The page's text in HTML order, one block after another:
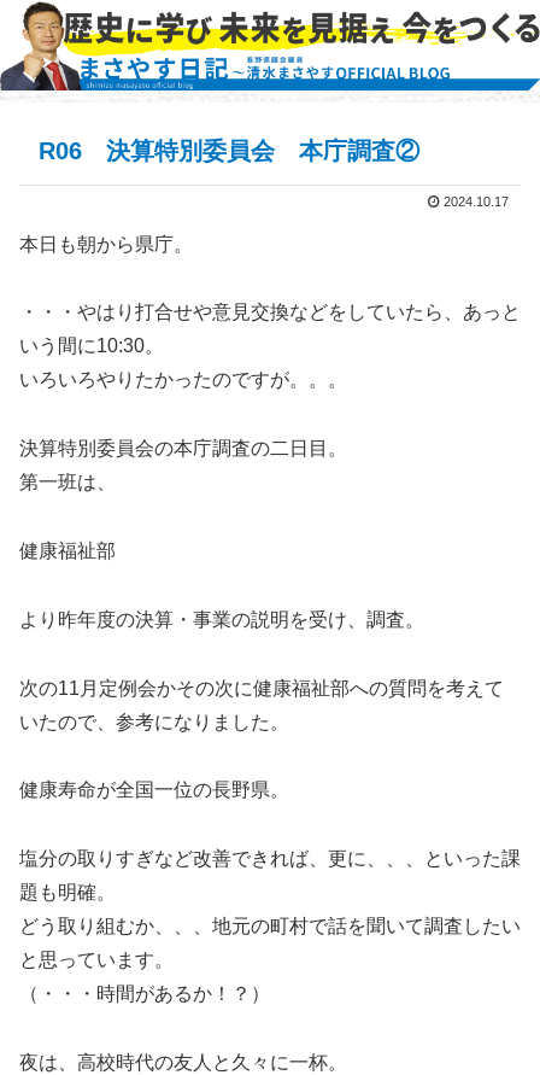
R06 決算特別委員会 本庁調査②
2024.10.17
本日も朝から県庁。
・・・やはり打合せや意見交換などをしていたら、あっと
いう間に10:30。
いろいろやりたかったのですが。。。
決算特別委員会の本庁調査の二日目。
第一班は、
健康福祉部
より昨年度の決算・事業の説明を受け、調査。
次の11月定例会かその次に健康福祉部への質問を考えて
いたので、参考になりました。
健康寿命が全国一位の長野県。
塩分の取りすぎなど改善できれば、更に、、、といった課
題も明確。
どう取り組むか、、、地元の町村で話を聞いて調査したい
と思っています。
（・・・時間があるか！？）
夜は、高校時代の友人と久々に一杯。